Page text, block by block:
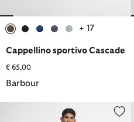
+ 17
Cappellino sportivo Cascade
€ 65,00
Barbour
Costumi da bagno con logo